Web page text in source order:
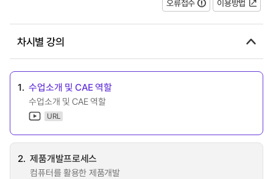
오류접수
이용방법
차시별 강의
1. 수업소개 및 CAE 역할
수업소개 및 CAE 역할
URL
2. 제품개발프로세스
컴퓨터를 활용한 제품개발